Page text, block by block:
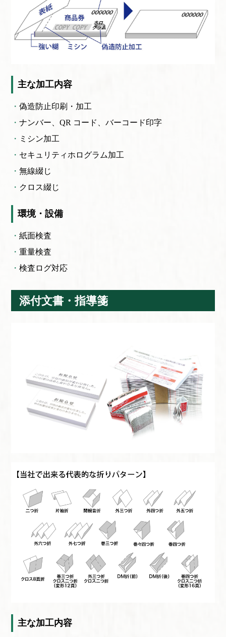
主な加工内容
偽造防止印刷・加工
ナンバー、QR コード、バーコード印字
ミシン加工
セキュリティホログラム加工
無線綴じ
クロス綴じ
環境・設備
紙面検査
重量検査
検査ログ対応
添付文書・指導箋
主な加工内容